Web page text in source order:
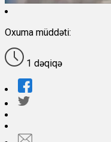
Oxuma müddəti:
1 dəqiqə